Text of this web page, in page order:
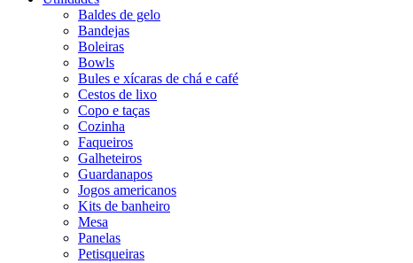
Baldes de gelo
Bandejas
Boleiras
Bowls
Bules e xícaras de chá e café
Cestos de lixo
Copo e taças
Cozinha
Faqueiros
Galheteiros
Guardanapos
Jogos americanos
Kits de banheiro
Mesa
Panelas
Petisqueiras